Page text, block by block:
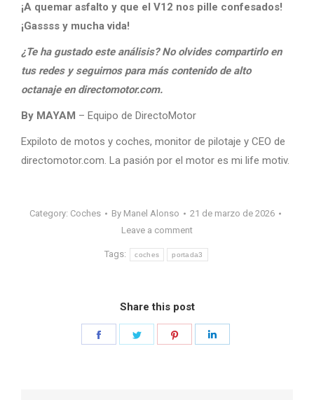
¡A quemar asfalto y que el V12 nos pille confesados!
¡Gassss y mucha vida!
¿Te ha gustado este análisis? No olvides compartirlo en
tus redes y seguirnos para más contenido de alto
octanaje en directomotor.com.
By MAYAM – Equipo de DirectoMotor
Expiloto de motos y coches, monitor de pilotaje y CEO de
directomotor.com. La pasión por el motor es mi life motiv.
Category: Coches By Manel Alonso
21 de marzo de 2026
Leave a comment
Tags: coches portada3
Share this post